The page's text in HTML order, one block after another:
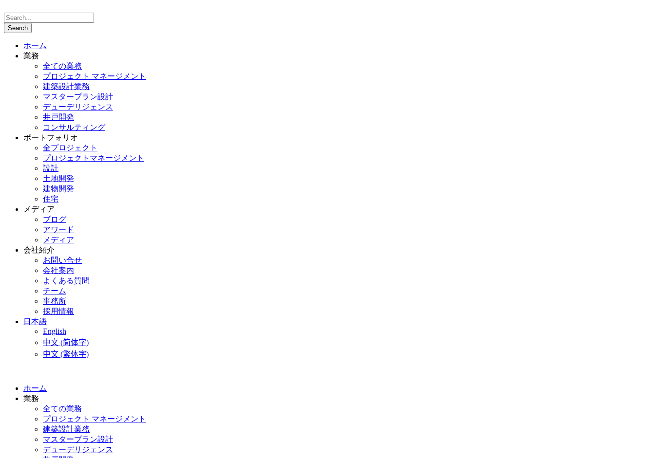
ホーム
業務
全ての業務
プロジェクト マネージメント
建築設計業務
マスタープラン設計
デューデリジェンス
井戸開発
コンサルティング
ポートフォリオ
全プロジェクト
プロジェクトマネージメント
設計
土地開発
建物開発
住宅
メディア
ブログ
アワード
メディア
会社紹介
お問い合せ
会社案内
よくある質問
チーム
事務所
採用情報
日本語
English
中文 (简体字)
中文 (繁体字)
ホーム
業務
全ての業務
プロジェクト マネージメント
建築設計業務
マスタープラン設計
デューデリジェンス